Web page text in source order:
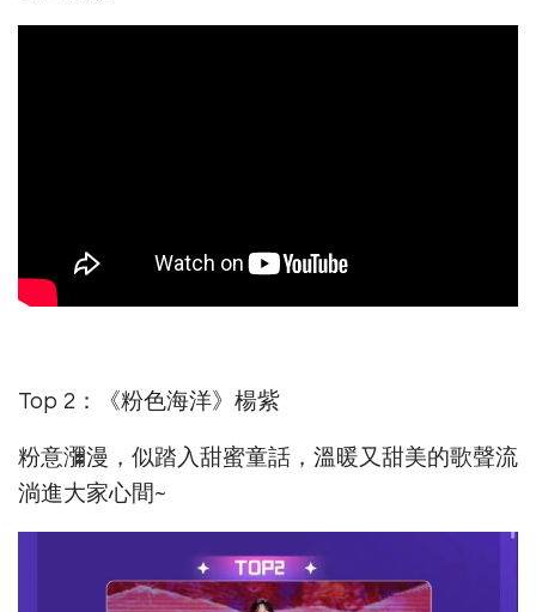
Top 2：《粉色海洋》楊紫
粉意瀰漫，似踏入甜蜜童話，溫暖又甜美的歌聲流
淌進大家心間~